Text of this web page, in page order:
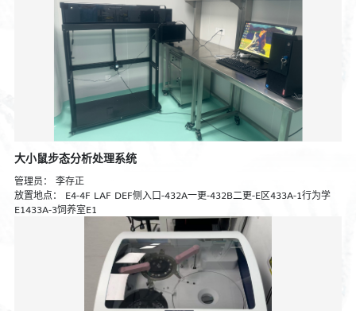
大小鼠步态分析处理系统
管理员： 李存正
放置地点： E4-4F LAF DEF侧入口-432A一更-432B二更-E区433A-1行为学
E1433A-3饲养室E1